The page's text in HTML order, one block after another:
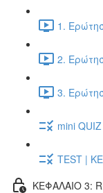
1.
2.
3.
mini
TEST |
ΚΕΦΑΛΑΙΟ 3: